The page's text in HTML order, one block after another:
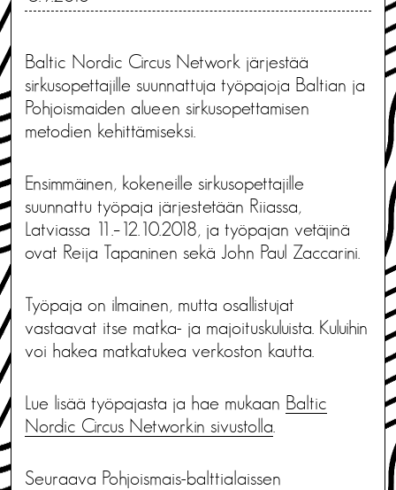
Baltic Nordic Circus Network järjestää
sirkusopettajille suunnattuja työpajoja Baltian ja
Pohjoismaiden alueen sirkusopettamisen
metodien kehittämiseksi.
Ensimmäinen, kokeneille sirkusopettajille
suunnattu työpaja järjestetään Riiassa,
Latviassa 11.–12.10.2018, ja työpajan vetäjinä
ovat Reija Tapaninen sekä John Paul Zaccarini.
Työpaja on ilmainen, mutta osallistujat
vastaavat itse matka- ja majoituskuluista. Kuluihin
voi hakea matkatukea verkoston kautta.
Lue lisää työpajasta ja hae mukaan Baltic
Nordic Circus Networkin sivustolla
Seuraava Pohjoismais-balttialaissen